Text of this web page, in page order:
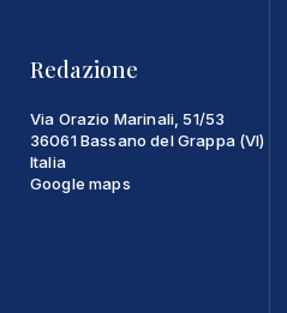
Redazione
Via Orazio Marinali, 51/53
36061 Bassano del Grappa (VI)
Italia
Google maps